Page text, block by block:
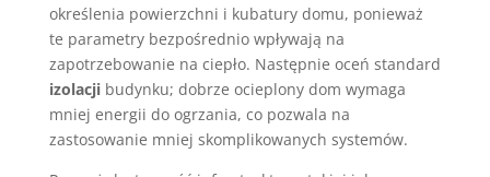
określenia powierzchni i kubatury domu, ponieważ
te parametry bezpośrednio wpływają na
zapotrzebowanie na ciepło. Następnie oceń standard
izolacjibudynku; dobrze ocieplony dom wymaga
mniej energii do ogrzania, co pozwala na
zastosowanie mniej skomplikowanych systemów.